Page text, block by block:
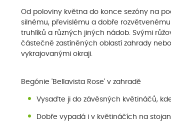
Od poloviny května do konce sezóny na
silnému, převislému a dobře
truhlíků a různých jiných nádob. Svými
částečně zastíněných oblastí zahrady
vykrajovanými okraji.
Begónie 'Bellavista Rose' v zahradě
Vysaďte ji do závěsných květináčů,
Dobře vypadá i v květináčích na